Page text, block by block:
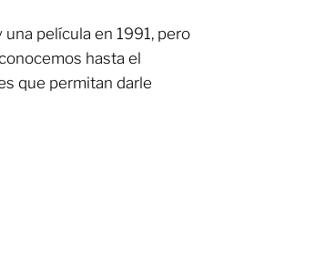
película en 1991, pero
hasta el
que permitan darle